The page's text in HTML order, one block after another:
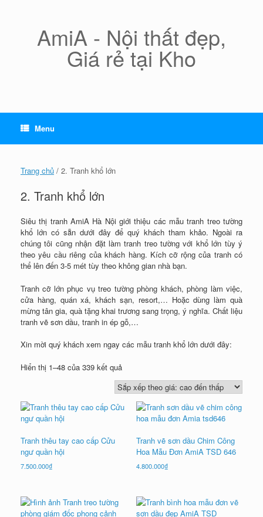
AmiA - Nội thất đẹp,
Giá rẻ tại Kho
Menu
Trang chủ / 2. Tranh khổ lớn
2. Tranh khổ lớn
Siêu thị tranh AmiA Hà Nội giới thiệu các mẫu tranh treo tường
khổ lớn có sẵn dưới đây để quý khách tham khảo. Ngoài ra
chúng tôi cũng nhận đặt làm tranh treo tường với khổ lớn tùy ý
theo yêu cầu riêng của khách hàng. Kích cỡ rộng của tranh có
thể lên đến 3-5 mét tùy theo không gian nhà bạn.
Tranh cỡ lớn phục vụ treo tường phòng khách, phòng làm việc,
cửa hàng, quán xá, khách sạn, resort,… Hoặc dùng làm quà
mừng tân gia, quà tặng khai trương sang trọng, ý nghĩa. Chất liệu
tranh vẽ sơn dầu, tranh in ép gỗ,…
Xin mời quý khách xem ngay các mẫu tranh khổ lớn dưới đây:
Hiển thị 1–48 của 339 kết quảĐã
xếp
giá:
Tranh thêu tay cao cấp Cửu
ngư quần hội
7.500.000₫
Tranh vẽ sơn dầu Chim Công
Hoa Mẫu Đơn AmiA TSD 646
4.800.000₫